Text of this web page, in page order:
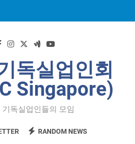
독실업인회
Singapore)
기독실업인들의 모임
RANDOM NEWS